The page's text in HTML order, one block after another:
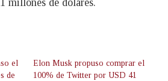
millones de dólares.
el
de
Elon Musk propuso comprar el
100% de Twitter por USD 41